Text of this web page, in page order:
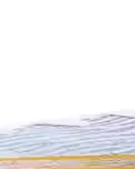
ve konforu ile
malzemesiyle
Yansıtın